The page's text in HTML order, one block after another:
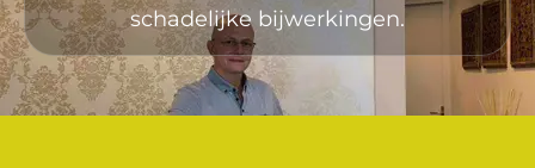
schadelijke bijwerkingen.